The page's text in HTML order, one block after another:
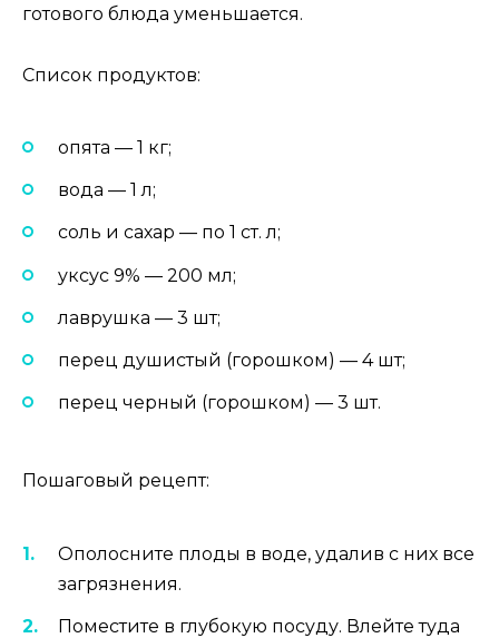
готового блюда уменьшается.
Список продуктов:
опята — 1 кг;
вода — 1 л;
соль и сахар — по 1 ст. л;
уксус 9% — 200 мл;
лаврушка — 3 шт;
перец душистый (горошком) — 4 шт;
перец черный (горошком) — 3 шт.
Пошаговый рецепт:
Ополосните плоды в воде, удалив с них все
загрязнения.
Поместите в глубокую посуду. Влейте туда